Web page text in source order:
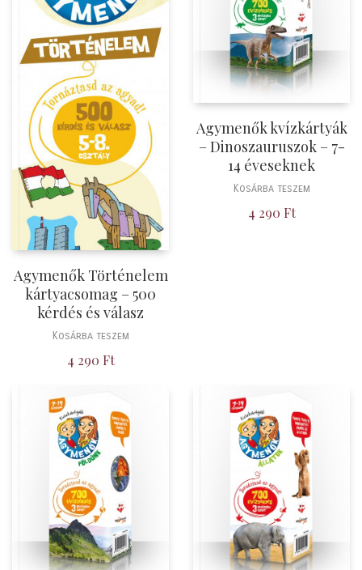
Agymenők Történelem
kártyacsomag – 500
kérdés és válasz
Kosárba teszem
4 290 Ft
Agymenők kvízkártyák
– Dinoszauruszok – 7-
14 éveseknek
Kosárba teszem
4 290 Ft